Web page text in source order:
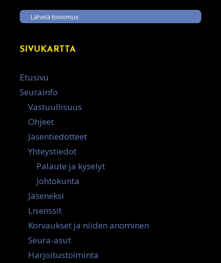
Lähetä toivomus
SIVUKARTTA
Etusivu
Seurainfo
Vastuullisuus
Ohjeet
Jäsentiedotteet
Yhteystiedot
Palaute ja kyselyt
Johtokunta
Jäseneksi
Lisenssit
Korvaukset ja niiden anominen
Seura-asut
Harjoitustoiminta